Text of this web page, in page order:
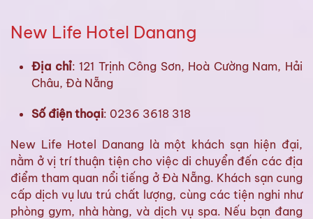
New Life Hotel Danang
Địa chỉ: 121 Trịnh Công Sơn, Hoà Cường Nam, Hải
Châu, Đà Nẵng
Số điện thoại: 0236 3618 318
New Life Hotel Danang là một khách sạn hiện đại,
nằm ở vị trí thuận tiện cho việc di chuyển đến các địa
điểm tham quan nổi tiếng ở Đà Nẵng. Khách sạn cung
cấp dịch vụ lưu trú chất lượng, cùng các tiện nghi như
phòng gym, nhà hàng, và dịch vụ spa. Nếu bạn đang